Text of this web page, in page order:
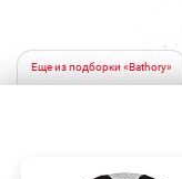
Еще из подборки «Bathory»